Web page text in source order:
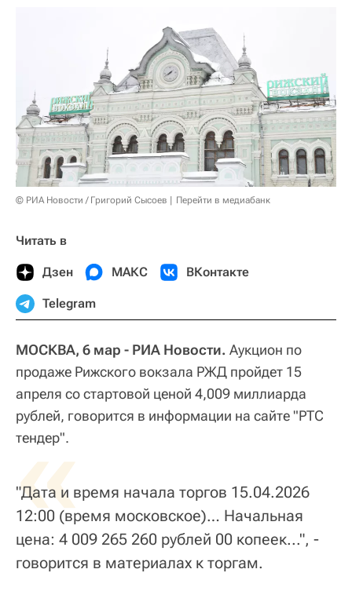
© РИА Новости / Григорий Сысоев Перейти в медиабанк
Читать в
Дзен МАКС ВКонтакте
Telegram
МОСКВА, 6 мар - РИА Новости. Аукцион по
продаже Рижского вокзала РЖД пройдет 15
апреля со стартовой ценой 4,009 миллиарда
рублей, говорится в информации на сайте "РТС
тендер".
«
"Дата и время начала торгов 15.04.2026
12:00 (время московское)… Начальная
цена: 4 009 265 260 рублей 00 копеек...", -
говорится в материалах к торгам.